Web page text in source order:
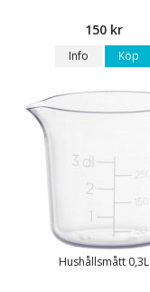
150 kr
Info Köp
Hushållsmått 0,3L